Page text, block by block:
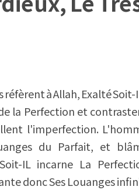
à Allah, Exalté Soit-
la Perfection et
l'imperfection.
du Parfait, et
IL incarne La
donc Ses Louanges